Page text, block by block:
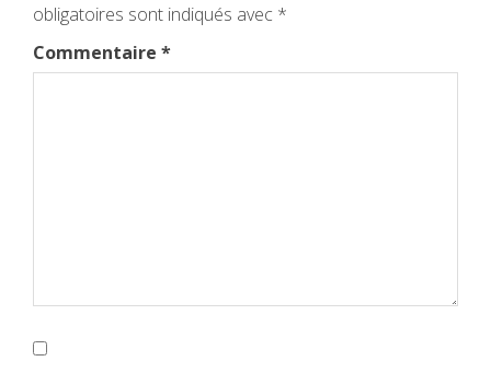
k
s
obligatoires sont indiqués avec *
Commentaire *